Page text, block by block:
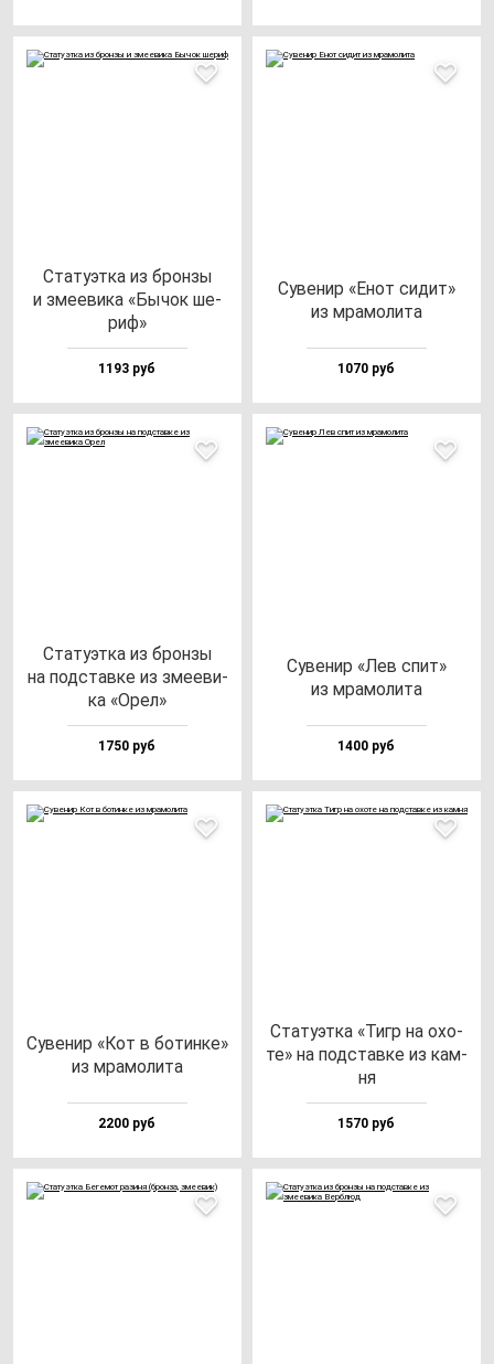
Ста­ту­эт­ка из брон­зы
и зме­еви­ка «Бычок ше­
риф»
1193 руб
Суве­нир «Енот си­дит»
из мра­мо­ли­та
1070 руб
Ста­ту­эт­ка из брон­зы
на под­став­ке из зме­еви­
ка «Орел»
1750 руб
Суве­нир «Лев спит»
из мра­мо­ли­та
1400 руб
Суве­нир «Кот в бо­тин­ке»
из мра­мо­ли­та
2200 руб
Ста­ту­эт­ка «Тигр на охо­
те» на под­став­ке из кам­
ня
1570 руб